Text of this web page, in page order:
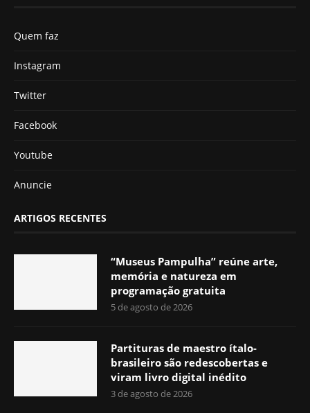
Quem faz
Instagram
Twitter
Facebook
Youtube
Anuncie
ARTIGOS RECENTES
“Museus Pampulha” reúne arte,
memória e natureza em
programação gratuita
5 de agosto de 2026
Partituras de maestro ítalo-
brasileiro são redescobertas e
viram livro digital inédito
3 de agosto de 2026